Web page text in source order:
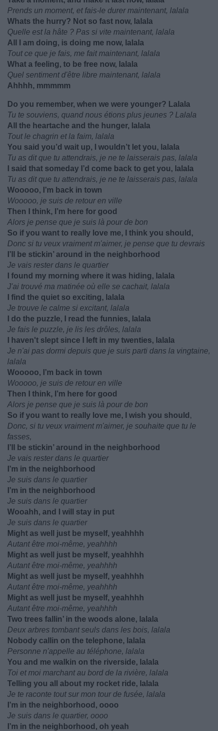
Prends un moment, et fais-le durer maintenant, lalala
Whats the hurry? Not so fast now, lalala
Quelle est la hâte ? Pas si vite maintenant, lalala
All I am doing, is doing me now, lalala
Tout ce que je fais, me fait maintenant, lalala
What a feeling, to be free now, lalala
Quel sentiment d'être libre maintenant, lalala
Ahhhh, mmmmm
Do you remember, when we were younger? Lalala
Tu te souviens, quand nous étions plus jeunes ? Lalala
All the heartache and the hunger, lalala
Tout le chagrin et la faim, lalala
You said you’d wait up, I wouldn’t let you, lalala
Tu as dit que tu attendrais, je ne te laisserais pas, lalala
I said that someday I’d come back to get you, lalala
Tu as dit que tu attendrais, je ne te laisserais pas, lalala
Wooooo, I’m back in town
Wooooo, je suis de retour en ville
Then I think, I’m here for good
Alors je pense que je suis là pour de bon
So if you want to really love me, I think you should,
Donc si tu veux vraiment m'aimer, je pense que tu devrais
I’ll be stickin’ around in the neighborhood
Je vais rester dans le quartier
I found my morning where it was hiding, lalala
J'ai trouvé ma matinée où elle se cachait, lalala
I find the quiet so exciting, lalala
Je trouve le calme si excitant, lalala
I do the puzzle, I read the funnies, lalala
Je fais le puzzle, je lis les drôles, lalala
I haven't slept since I left in my twenties, lalala
Je n'ai pas dormi depuis que je suis parti dans la vingtaine,
lalala
Wooooo, I’m back in town
Wooooo, je suis de retour en ville
Then I think, I’m here for good
Alors je pense que je suis là pour de bon
So if you want to really love me, I wish you should ,
Donc, si tu veux vraiment m'aimer, je souhaite que tu le
fasses,
I’ll be stickin’ around in the neighborhood
Je vais rester dans le quartier
I’m in the neighborhood
Je suis dans le quartier
I’m in the neighborhood
Je suis dans le quartier
Wooahh, and I will stay in put
Je suis dans le quartier
Might as well just be myself, yeahhhh
Autant être moi-même, yeahhhh
Might as well just be myself, yeahhhh
Autant être moi-même, yeahhhh
Might as well just be myself, yeahhhh
Autant être moi-même, yeahhhh
Might as well just be myself, yeahhhh
Autant être moi-même, yeahhhh
Two trees fallin’ in the woods alone, lalala
Deux arbres tombant seuls dans les bois, lalala
Nobody callin on the telephone, lalala
Personne n'appelle au téléphone, lalala
You and me walkin on the riverside, lalala
Toi et moi marchant au bord de la rivière, lalala
Telling you all about my rocket ride, lalala
Je te raconte tout sur mon tour de fusée, lalala
I’m in the neighborhood, oooo
Je suis dans le quartier, oooo
I’m in the neighborhood, oh yeah